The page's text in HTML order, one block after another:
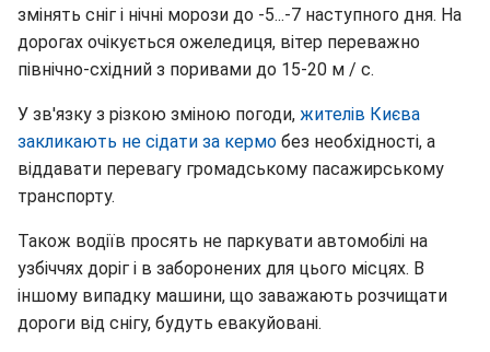
змінять сніг і нічні морози до -5...-7 наступного дня. На
дорогах очікується ожеледиця, вітер переважно
північно-східний з поривами до 15-20 м / с.
У зв'язку з різкою зміною погоди, жителів Києва
закликають не сідати за кермо без необхідності, а
віддавати перевагу громадському пасажирському
транспорту.
Також водіїв просять не паркувати автомобілі на
узбіччях доріг і в заборонених для цього місцях. В
іншому випадку машини, що заважають розчищати
дороги від снігу, будуть евакуйовані.